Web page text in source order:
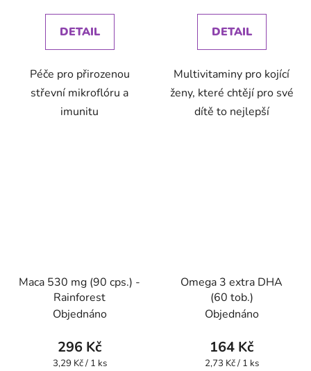
DETAIL
Péče pro přirozenou
střevní mikroflóru a
imunitu
DETAIL
Multivitaminy pro kojící
ženy, které chtějí pro své
dítě to nejlepší
Maca 530 mg (90 cps.) -
Rainforest
Objednáno
296 Kč
Měrná
3,29 Kč / 1 ks
Omega 3 extra DHA
(60 tob.)
Objednáno
164 Kč
Měrná
2,73 Kč / 1 ks